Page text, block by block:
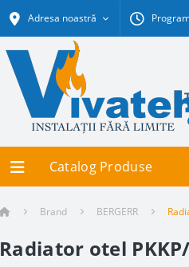
Adresa noastră
Catalog Produse
Brand BERGERR
Radiator otel